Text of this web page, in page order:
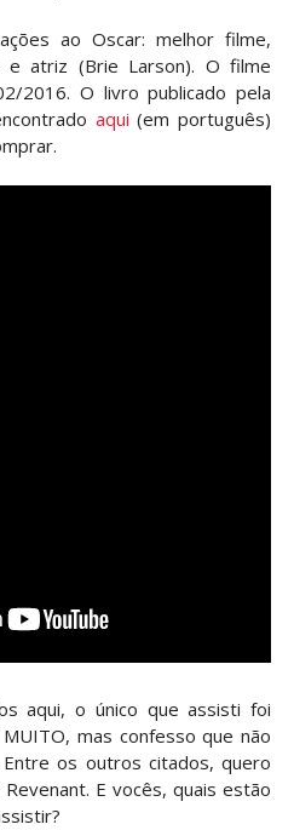
ao Oscar: melhor filme,
e atriz (Brie Larson). O filme
2016. O livro publicado pela
aqui (em português)
aqui, o único que assisti foi
mas confesso que não
os outros citados, quero
E vocês, quais estão